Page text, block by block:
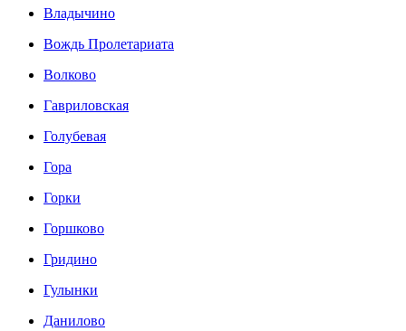
Владычино
Вождь Пролетариата
Волково
Гавриловская
Голубевая
Гора
Горки
Горшково
Гридино
Гулынки
Данилово